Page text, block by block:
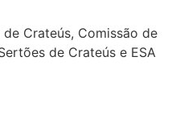
de Crateús, Comissão de
de Crateús e ESA